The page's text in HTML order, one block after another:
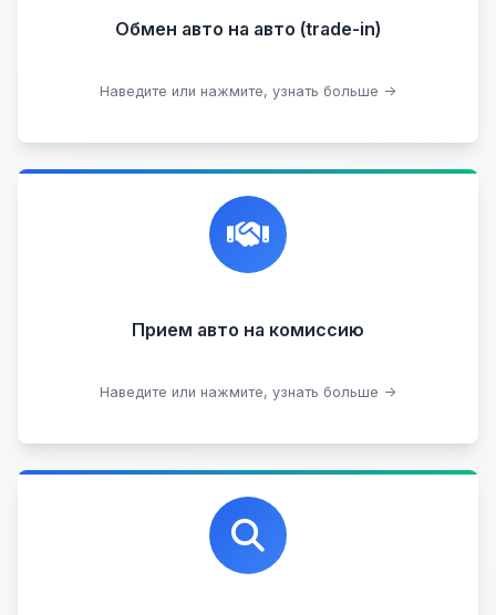
Обмен авто на авто (trade-in)
Наведите или нажмите, узнать больше →
Подобрать авто
Прием авто на комиссию
Наведите или нажмите, узнать больше →
Честная и профессиональная экспертиза, реклама,
переговоры с клиентами, подготовка документов,
сопровождение сделки.
Прием битых авто
Оставить на комиссии
Профессиональная помощь в выборе автомобиля
на любых торговых площадках с проверкой
юридической чистоты.